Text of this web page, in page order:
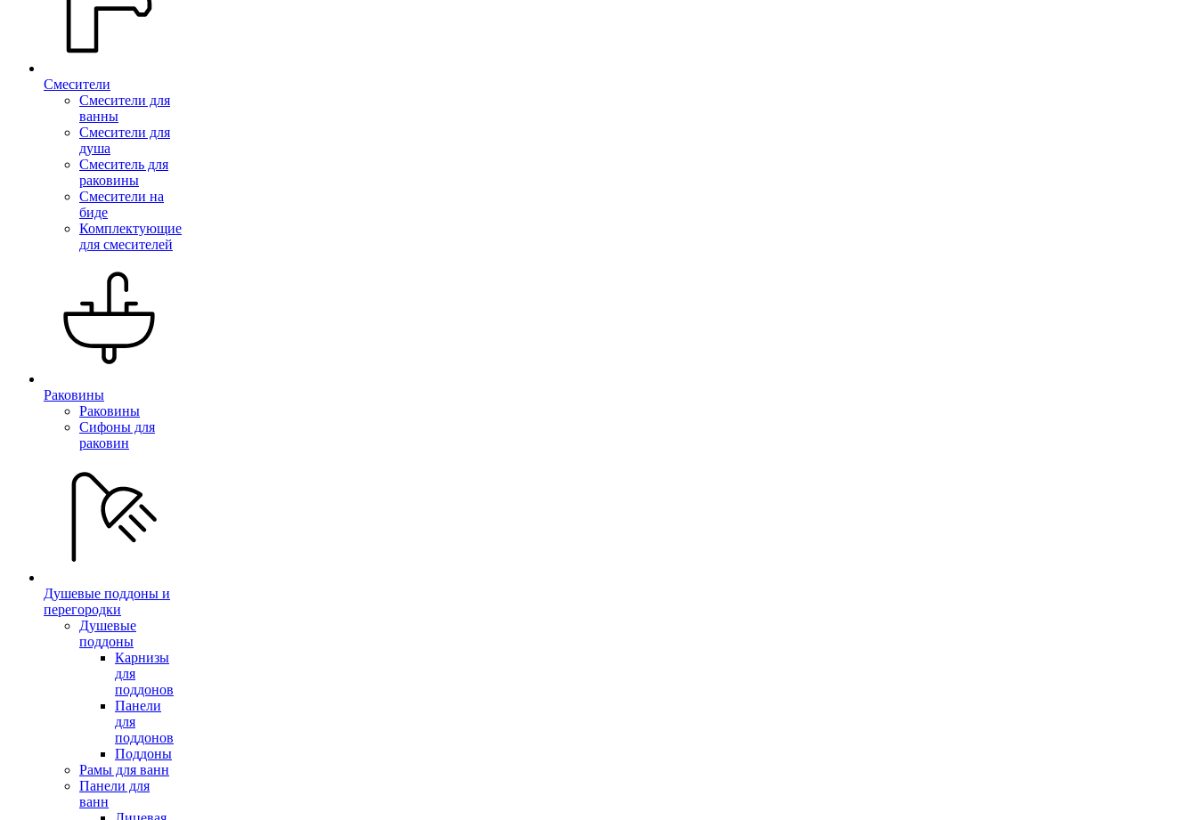
Смесители
Смесители для
ванны
Смесители для
душа
Смеситель для
раковины
Смесители на
биде
Комплектующие
для смесителей
Раковины
Раковины
Сифоны для
раковин
Душевые поддоны и
перегородки
Душевые
поддоны
Карнизы
для
поддонов
Панели
для
поддонов
Поддоны
Рамы для ванн
Панели для
ванн